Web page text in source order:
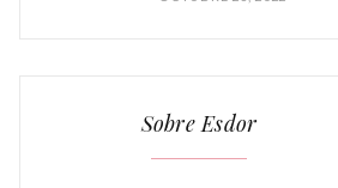
Sobre Esdor